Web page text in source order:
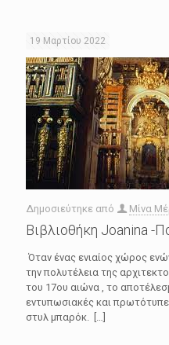
19 Μαρτίου 2022
Δημοσιεύτηκε από Μίνα
Βιβλιοθήκη Joanina -
Όταν ένας ενιαίος χώρος
την πολυτέλεια της
του 17ου αιώνα , το
εντυπωσιακές και
στυλ μπαρόκ.
[…]